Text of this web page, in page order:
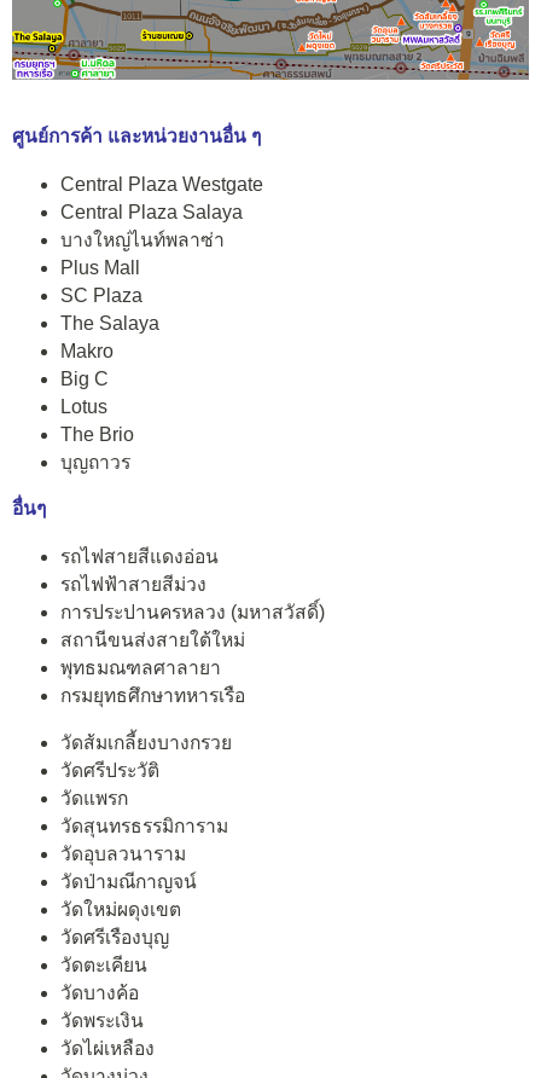
ศูนย์การค้า และหน่วยงานอื่น ๆ
Central Plaza Westgate
Central Plaza Salaya
บางใหญ่ไนท์พลาซ่า
Plus Mall
SC Plaza
The Salaya
Makro
Big C
Lotus
The Brio
บุญถาวร
อื่นๆ
รถไฟสายสีแดงอ่อน
รถไฟฟ้าสายสีม่วง
การประปานครหลวง (มหาสวัสดิ์)
สถานีขนส่งสายใต้ใหม่
พุทธมณฑลศาลายา
กรมยุทธศึกษาทหารเรือ
วัดส้มเกลี้ยงบางกรวย
วัดศรีประวัติ
วัดแพรก
วัดสุนทรธรรมิการาม
วัดอุบลวนาราม
วัดป่ามณีกาญจน์
วัดใหม่ผดุงเขต
วัดศรีเรืองบุญ
วัดตะเคียน
วัดบางค้อ
วัดพระเงิน
วัดไผ่เหลือง